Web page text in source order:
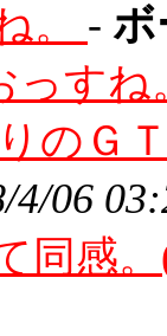
。 -
っす
のＧ
4/06
同感